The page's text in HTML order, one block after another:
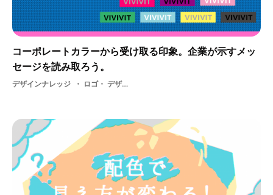
コーポレートカラーから受け取る印象。企業が示すメッ
セージを読み取ろう。
デザインナレッジ ロゴ・ デザイン・ 色・ コーポレートカラー・ お店・ カラー・ 企業